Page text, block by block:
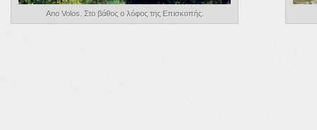
Ano Volos. Στο βάθος ο λόφος της Επισκοπής.